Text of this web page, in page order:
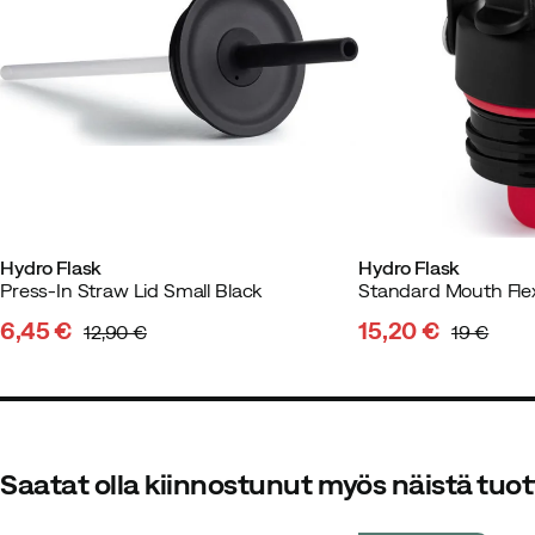
Parhaat "tulpat"!
Väri:
Black
Koko: One Size
7 päivää sitten
Tobias F 1 vuosi sitten
Hydro Flask
Press-In Straw Lid Small Black
6,45 € 12,90 €
Hydro Flask
Standard Mouth
15,20 € 19 €
Saatat olla kiinnostunut myös näistä